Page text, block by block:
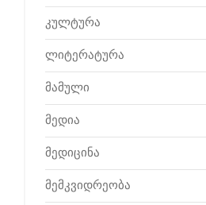
კულტურა
ლიტერატურა
მამული
მედია
მედიცინა
მემკვიდრეობა